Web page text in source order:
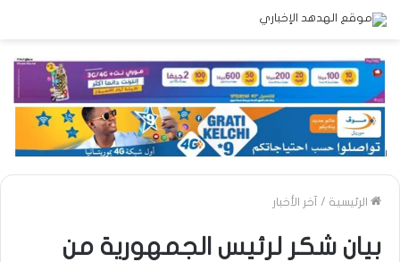
الرئيسية / آخر الأخبار
بيان شكر لرئيس الجمهورية من